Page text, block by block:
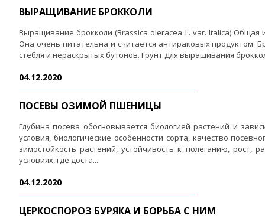
ВЫРАЩИВАНИЕ БРОККОЛИ
Выращивание брокколи (Brassica oleracea L. var. Italica) Общая
Она очень питательна и считается антираковых продуктом.
стебля и нераскрытых бутонов. Грунт Для выращивания
04.12.2020
ПОСЕВЫ ОЗИМОЙ ПШЕНИЦЫ
Глубина посева обосновывается биологией растений и
условия, биологические особенности сорта, качество
зимостойкость растений, устойчивость к полеганию,
условиях, где доста...
04.12.2020
ЦЕРКОСПОРОЗ БУРЯКА И БОРЬБА С НИМ